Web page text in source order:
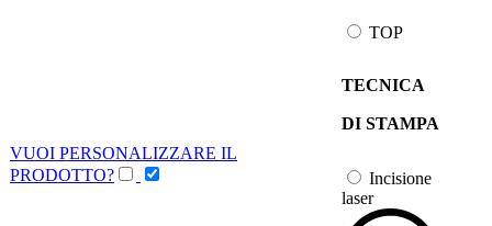
VUOI PERSONALIZZARE IL
PRODOTTO?
TOP
TECNICA
DI STAMPA
Incisione
laser